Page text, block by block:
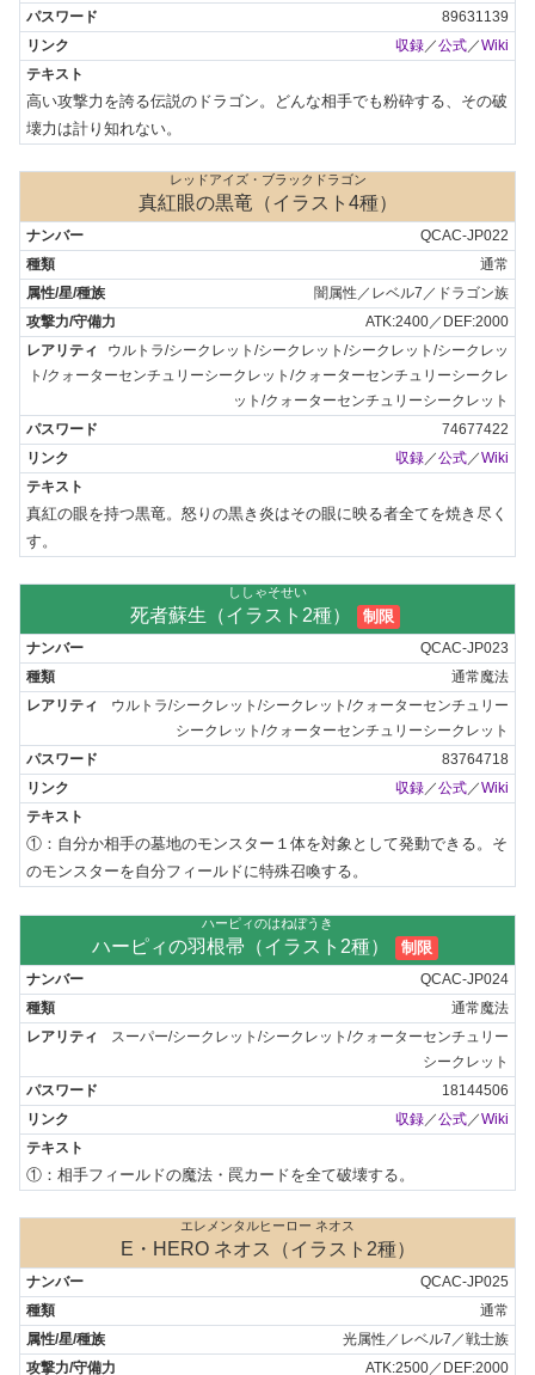
89631139
収録 ／公式 ／Wiki
高い攻撃力を誇る伝説のドラゴン。どんな相手でも粉砕する、その破
壊力は計り知れない。
レッドアイズ・ブラックドラゴン
真紅眼の黒竜（イラスト4種）
QCAC-JP022
通常
闇属性／レベル7／ドラゴン族
ATK:2400／DEF:2000
ウルトラ/シークレット/シークレット/シークレット/シークレッ
ト/クォーターセンチュリーシークレット/クォーターセンチュリーシークレ
ット/クォーターセンチュリーシークレット
74677422
収録／公式／Wiki
真紅の眼を持つ黒竜。怒りの黒き炎はその眼に映る者全てを焼き尽く
す。
ししゃそせい
死者蘇生（イラスト2種） 制限
QCAC-JP023
通常魔法
ウルトラ/シークレット/シークレット/クォーターセンチュリー
シークレット/クォーターセンチュリーシークレット
83764718
収録／公式／Wiki
①：自分か相手の墓地のモンスター１体を対象として発動できる。そ
のモンスターを自分フィールドに特殊召喚する。
ハーピィのはねぼうき
ハーピィの羽根帚（イラスト2種） 制限
QCAC-JP024
通常魔法
スーパー/シークレット/シークレット/クォーターセンチュリー
シークレット
18144506
収録 ／公式 ／Wiki
①：相手フィールドの魔法・罠カードを全て破壊する。
エレメンタルヒーロー ネオス
E・HERO ネオス（イラスト2種）
QCAC-JP025
通常
光属性／レベル7／戦士族
ATK:2500／DEF:2000